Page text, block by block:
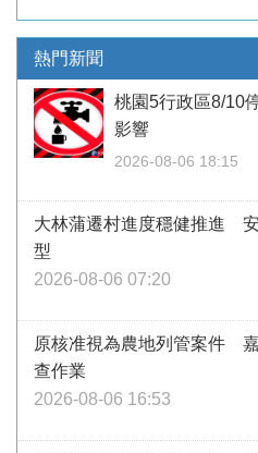
熱門新聞
桃園5行政區8/10
影響
2026-08-06 18:15
大林蒲遷村進度穩健推進
型
2026-08-06 07:20
原核准視為農地列管案件
查作業
2026-08-06 16:53